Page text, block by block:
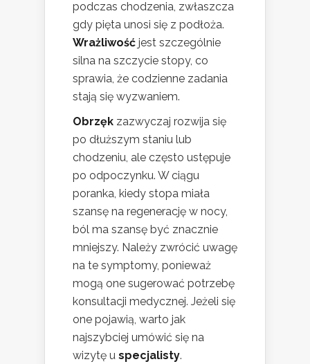
podczas chodzenia, zwłaszcza
gdy pięta unosi się z podłoża.
Wrażliwość jest szczególnie
silna na szczycie stopy, co
sprawia, że codzienne zadania
stają się wyzwaniem.
Obrzęk zazwyczaj rozwija się
po dłuższym staniu lub
chodzeniu, ale często ustępuje
po odpoczynku. W ciągu
poranka, kiedy stopa miała
szansę na regenerację w nocy,
ból ma szansę być znacznie
mniejszy. Należy zwrócić uwagę
na te symptomy, ponieważ
mogą one sugerować potrzebę
konsultacji medycznej. Jeżeli się
one pojawią, warto jak
najszybciej umówić się na
wizytę u specjalisty.